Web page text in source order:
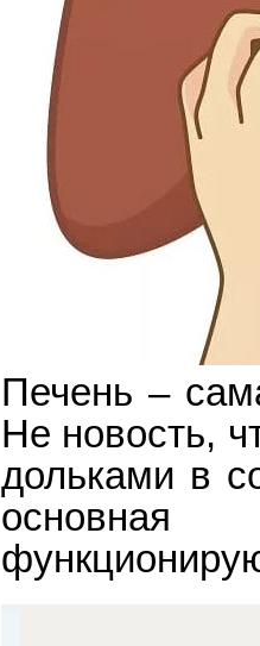
Печень –
Не новость,
дольками в